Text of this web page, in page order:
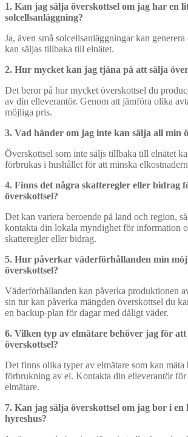
1. Kan jag sälja överskottsel om jag har en
solcellsanläggning?
Ja, även små solcellsanläggningar kan
kan säljas tillbaka till elnätet.
2. Hur mycket kan jag tjäna på att sälja
Det beror på hur mycket överskottsel du
av din elleverantör. Genom att jämföra olika
möjliga pris.
3. Vad händer om jag inte kan sälja all min
Överskottsel som inte säljs tillbaka till elnätet
förbrukas i hushållet för att minska
4. Finns det några skatteregler eller bidrag
överskottsel?
Det kan variera beroende på land och region,
kontakta din lokala myndighet för information
skatteregler eller bidrag.
5. Hur påverkar väderförhållanden min
överskottsel?
Väderförhållanden kan påverka produktionen
sin tur kan påverka mängden överskottsel du
en backup-plan för dagar med dåligt väder.
6. Vilken typ av elmätare behöver jag för
överskottsel?
Det finns olika typer av elmätare som kan mäta
förbrukning av el. Kontakta din elleverantör för
elmätare.
7. Kan jag sälja överskottsel om jag bor i en
hyreshus?